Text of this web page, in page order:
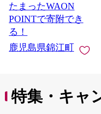
たまったWAON
POINTで寄附でき
る！
鹿児島県錦江町
特集・キャ